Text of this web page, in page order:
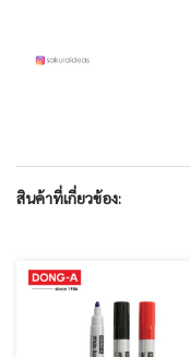
สินค้าที่เกี่ยวข้อง: